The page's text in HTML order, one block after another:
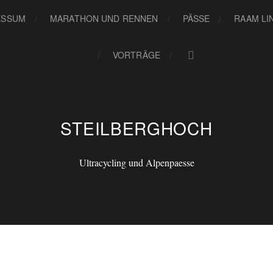
MARATHON UND RENNEN PÄSSE RAAM
VORTRÄGE
STEILBERGHOCH
Ultracycling und Alpenpaesse